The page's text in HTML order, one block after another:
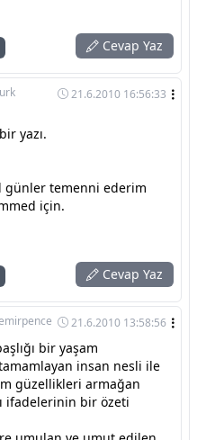
Cevap Yaz
21.6.2010 16:56:33
yazı.
günler temenni ederim
için.
Cevap Yaz
21.6.2010 13:58:56
bir yaşam
insan nesli ile
güzellikleri armağan
ifadelerinin bir özeti